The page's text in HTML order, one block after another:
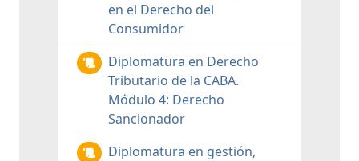
en el Derecho del
Consumidor
Diplomatura en Derecho
Tributario de la CABA.
Módulo 4: Derecho
Sancionador
Diplomatura en gestión,